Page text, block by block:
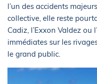
l’un des accidents
collective, elle reste
Cadiz, l’Exxon Valdez ou
immédiates sur les
le grand public.